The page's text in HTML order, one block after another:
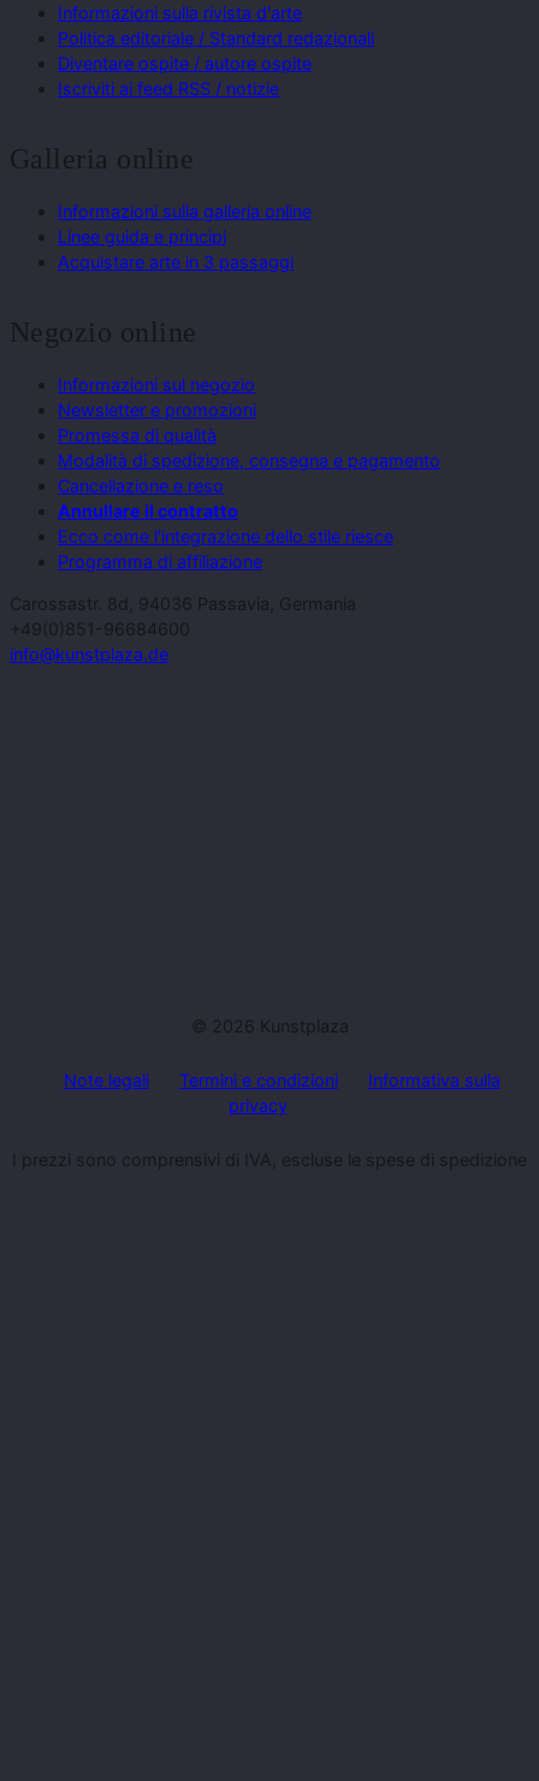
Informazioni sulla rivista d'arte
Politica editoriale / Standard redazionali
Diventare ospite / autore ospite
Iscriviti ai feed RSS / notizie
Galleria online
Informazioni sulla galleria online
Linee guida e principi
Acquistare arte in 3 passaggi
Negozio online
Informazioni sul negozio
Newsletter e promozioni
Promessa di qualità
Modalità di spedizione, consegna e pagamento
Cancellazione e reso
Annullare il contratto
Ecco come l'integrazione dello stile riesce
Programma di affiliazione
Carossastr. 8d, 94036 Passavia, Germania
+49(0)851-96684600
info@kunstplaza.de
© 2026 Kunstplaza
Note legali Termini e condizioni
Informativa sulla
privacy
I prezzi sono comprensivi di IVA, escluse le spese di spedizione